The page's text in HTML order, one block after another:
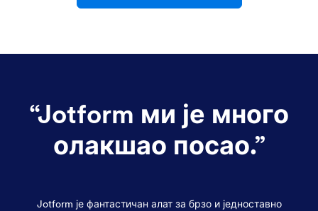
“Jotform ми је много
олакшао посао.”
Jotform је фантастичан алат за брзо и једноставно